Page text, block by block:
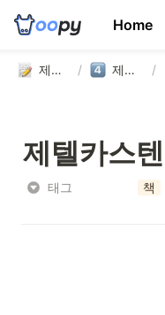
제텔카스텐 연구소 / 제텔카스텐 템플릿 /
제텔카스텐
태그 책
Home